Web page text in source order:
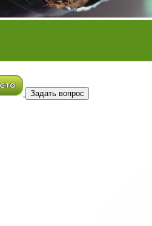
Задать вопрос